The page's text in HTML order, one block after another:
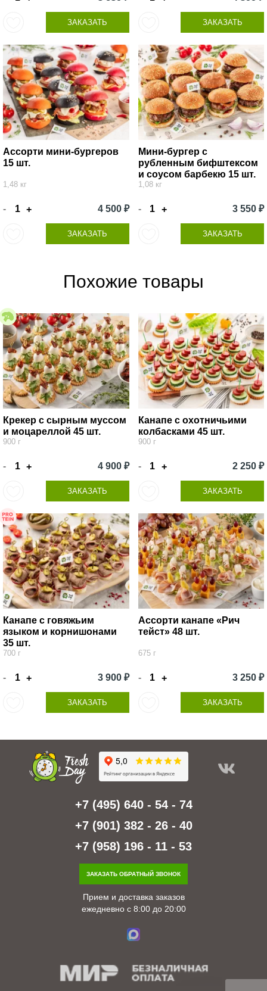
ЗАКАЗАТЬ ЗАКАЗАТЬ
Ассорти мини-бургеров
15 шт.
1,48 кг
- + 4 500 ₽
ЗАКАЗАТЬ
Мини-бургер с
рубленным бифштексом
и соусом барбекю 15 шт.
1,08 кг
- + 3 550 ₽
ЗАКАЗАТЬ
Похожие товары
Крекер с сырным муссом
и моцареллой 45 шт.
900 г
- + 4 900 ₽
ЗАКАЗАТЬ
Канапе с охотничьими
колбасками 45 шт.
900 г
- + 2 250 ₽
ЗАКАЗАТЬ
Канапе с говяжьим
языком и корнишонами
35 шт.
700 г
- + 3 900 ₽
ЗАКАЗАТЬ
Ассорти канапе «Рич
тейст» 48 шт.
675 г
- + 3 250 ₽
ЗАКАЗАТЬ
+7 (495) 640 - 54 - 74
+7 (901) 382 - 26 - 40
+7 (958) 196 - 11 - 53
ЗАКАЗАТЬ ОБРАТНЫЙ ЗВОНОК
Прием и доставка заказов
ежедневно с 8:00 до 20:00